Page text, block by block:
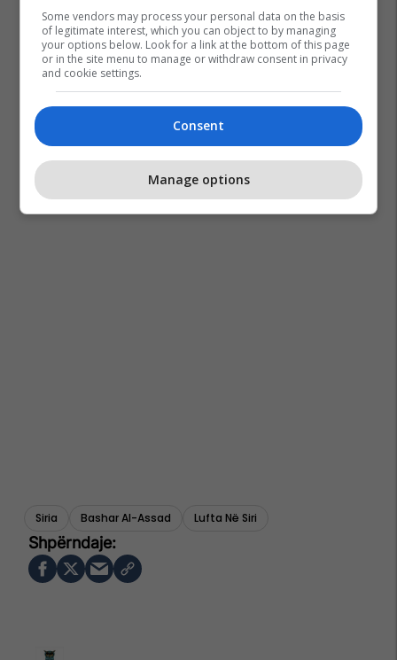
Siria Bashar Al-Assad Lufta Në Siri
Some vendors may process your personal data on the basis
of legitimate interest, which you can object to by managing
your options below. Look for a link at the bottom of this page
or in the site menu to manage or withdraw consent in privacy
and cookie settings.
Consent
Manage options